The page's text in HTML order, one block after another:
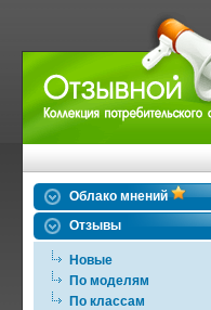
Облако мнений
Отзывы
Новые
По моделям
По классам